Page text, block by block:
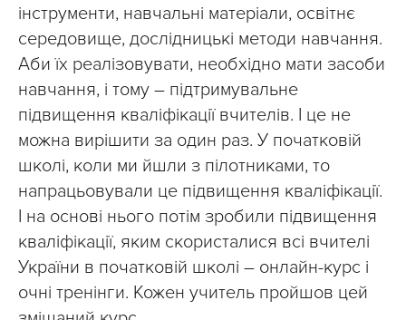
інструменти, навчальні матеріали, освітнє
середовище, дослідницькі методи навчання.
Аби їх реалізовувати, необхідно мати засоби
навчання, і тому – підтримувальне
підвищення кваліфікації вчителів. І це не
можна вирішити за один раз. У початковій
школі, коли ми йшли з пілотниками, то
напрацьовували це підвищення кваліфікації.
І на основі нього потім зробили підвищення
кваліфікації, яким скористалися всі вчителі
України в початковій школі – онлайн-курс і
очні тренінги. Кожен учитель пройшов цей